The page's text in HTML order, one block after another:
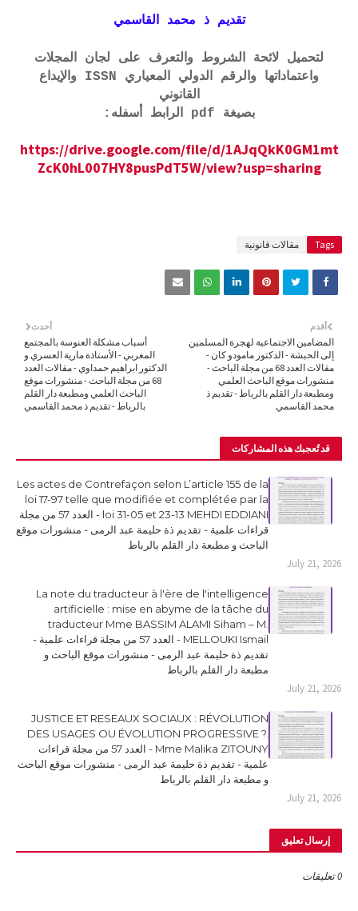
تقديم ذ محمد القاسمي
لتحميل لائحة الشروط والتعرف على لجان المجلات
واعتماداتها والرقم الدولي المعياري ISSN والإيداع
القانوني
بصيغة pdf الرابط أسفله:
https://drive.google.com/file/d/1AJqQkK0GM1mt
ZcK0hL007HY8pusPdT5W/view?usp=sharing
Tags مقالات قانونية
أحدث
أسباب مشكلة العنوسة بالمجتمع
المغربي - الأستاذة مارية العسري و
الدكتور ابراهيم حمداوي - مقالات العدد
68 من مجلة الباحث - منشورات موقع
الباحث العلمي ومطبعة دار القلم
بالرباط - تقديم ذ محمد القاسمي
أقدم
المضامين الاجتماعية لهجرة المسلمين
إلى الحبشة - الدكتور مامودو كان -
مقالات العدد 68 من مجلة الباحث -
منشورات موقع الباحث العلمي
ومطبعة دار القلم بالرباط - تقديم ذ
محمد القاسمي
قد تُعجبك هذه المشاركات
Les actes de Contrefaçon selon L’article 155 de la
loi 17-97 telle que modifiée et complétée par la
loi 31-05 et 23-13 MEHDI EDDIANI - العدد 57 من مجلة
قراءات علمية - تقديم ذة حليمة عبد الرمى - منشورات موقع
الباحث و مطبعة دار القلم بالرباط
July 21, 2026
La note du traducteur à l'ère de l'intelligence
artificielle : mise en abyme de la tâche du
traducteur Mme BASSIM ALAMI Siham – M.
MELLOUKI Ismail - العدد 57 من مجلة قراءات علمية -
تقديم ذة حليمة عبد الرمى - منشورات موقع الباحث و
مطبعة دار القلم بالرباط
July 21, 2026
JUSTICE ET RESEAUX SOCIAUX : RÉVOLUTION
DES USAGES OU ÉVOLUTION PROGRESSIVE ?.
Mme Malika ZITOUNY - العدد 57 من مجلة قراءات
علمية - تقديم ذة حليمة عبد الرمى - منشورات موقع الباحث
و مطبعة دار القلم بالرباط
July 21, 2026
إرسال تعليق
0 تعليقات